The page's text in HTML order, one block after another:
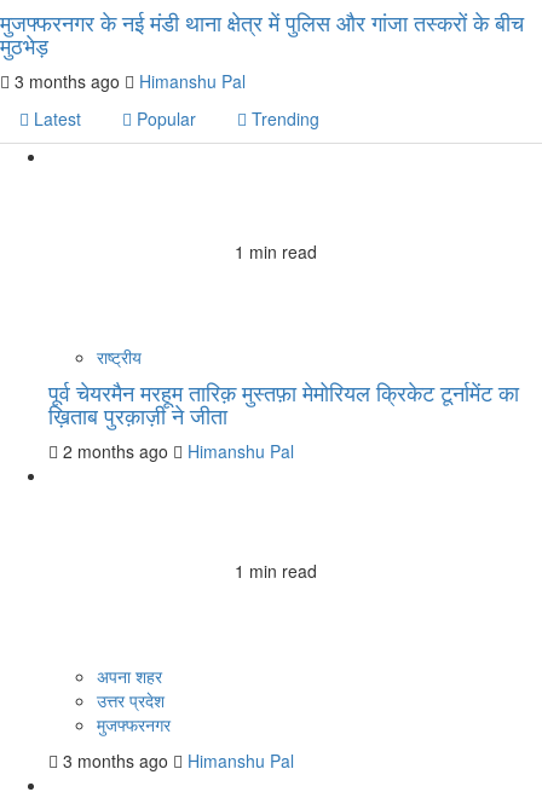
मुजफ्फरनगर के नई मंडी थाना क्षेत्र में पुलिस और गांजा तस्करों के बीच
मुठभेड़
3 months ago
Himanshu Pal
Latest
Popular Trending
1 min read
राष्ट्रीय
पूर्व चेयरमैन मरहूम तारिक़ मुस्तफ़ा मेमोरियल क्रिकेट टूर्नामेंट का
ख़िताब पुरक़ाज़ी ने जीता
2 months ago Himanshu Pal
1 min read
अपना शहर
उत्तर प्रदेश
मुजफ्फरनगर
3 months ago
Himanshu Pal